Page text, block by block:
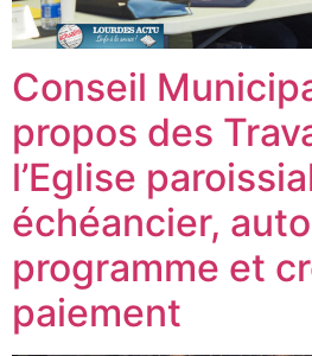
Conseil
propos des
l’Eglise
échéancier,
programme et
paiement